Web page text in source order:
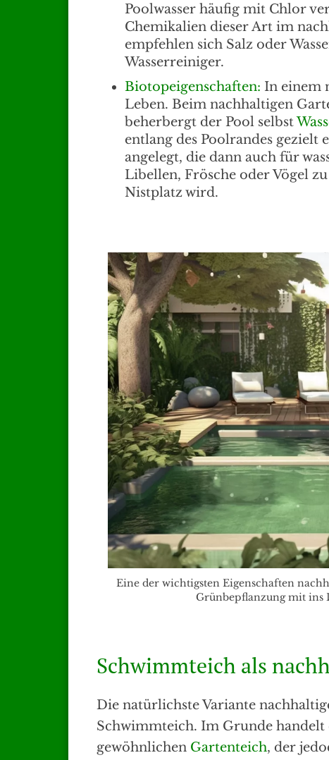
Poolwasser häufig mit Chlor
Chemikalien dieser Art im
empfehlen sich Salz oder
Wasserreiniger.
Biotopeigenschaften: In einem
Leben. Beim nachhaltigen
beherbergt der Pool selbst
entlang des Poolrandes gezielt
angelegt, die dann auch für
Libellen, Frösche oder Vögel
Nistplatz wird.
Eine der wichtigsten Eigenschaften
Grünbepflanzung mit ins
Schwimmteich als
Die natürlichste Variante
Schwimmteich. Im Grunde handelt
gewöhnlichen Gartenteich, der